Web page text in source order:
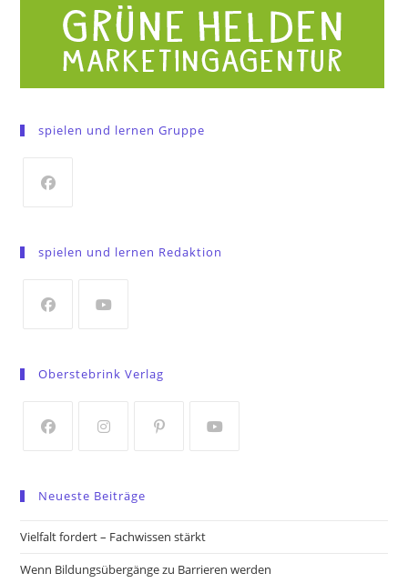
spielen und lernen Gruppe
a
tab
spielen und lernen Redaktion
a
tab
tab
Oberstebrink Verlag
a
new
new
a
new
new
Neueste Beiträge
Vielfalt fordert – Fachwissen stärkt
Wenn Bildungsübergänge zu Barrieren werden